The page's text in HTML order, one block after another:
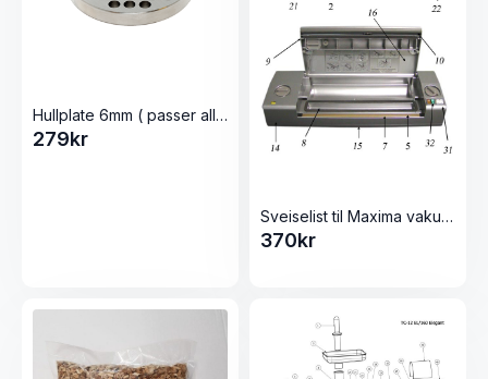
Hullplate 6mm ( passer alle våre 22 kjøttkverner)
279kr
Sveiselist til Maxima vakuumpakker
370kr